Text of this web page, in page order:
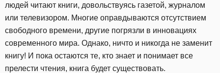
людей читают книги, довольствуясь газетой, журналом
или телевизором. Многие оправдываются отсутствием
свободного времени, другие погрязли в инновациях
современного мира. Однако, ничто и никогда не заменит
книгу! И пока остаются те, кто знает и понимает все
прелести чтения, книга будет существовать.